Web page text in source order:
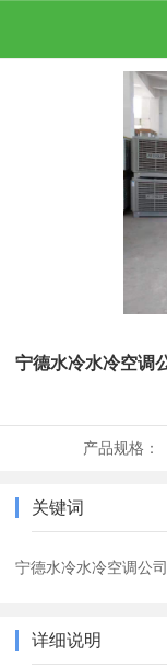
宁德水冷水冷空调
产品规格：
关键词
宁德水冷水冷空调公司
详细说明